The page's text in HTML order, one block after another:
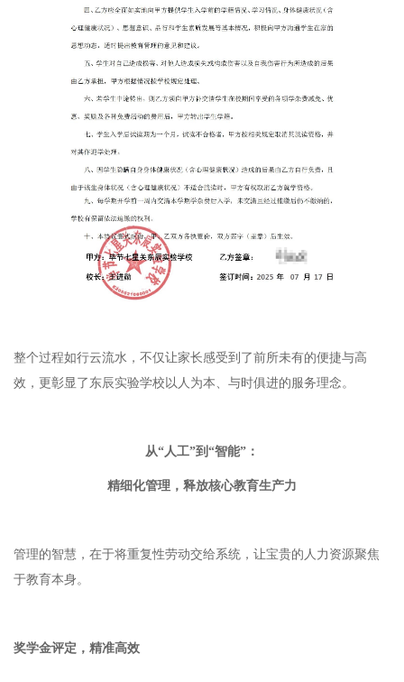
整个过程如⾏云流⽔，不仅让家⻓感受到了前所未有的便捷与⾼
效，更彰显了东⾠实验学校以⼈为本、与时俱进的服务理念。
从“⼈⼯”到“智能”：
精细化管理，释放核⼼教育⽣产⼒
管理的智慧，在于将重复性劳动交给系统，让宝贵的⼈⼒资源聚焦
于教育本身。
奖学⾦评定，精准⾼效